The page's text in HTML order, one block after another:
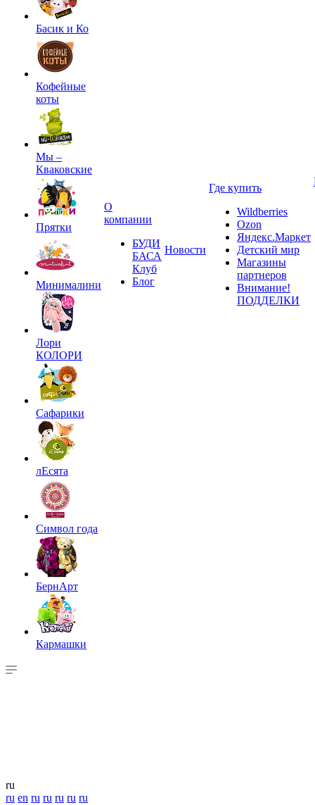
Басик и Ко
Кофейные
коты
Мы –
Кваковские
Прятки
Минималини
Лори
КОЛОРИ
Сафарики
лЕсята
Символ года
БернАрт
Кармашки
О
компании
БУДИ
БАСА
Клуб
Блог
Новости
Где купить
Wildberries
Ozon
Яндекс.Маркет
Детский мир
Магазины
партнеров
Внимание!
ПОДДЕЛКИ
ru
ru en ru ru ru ru ru